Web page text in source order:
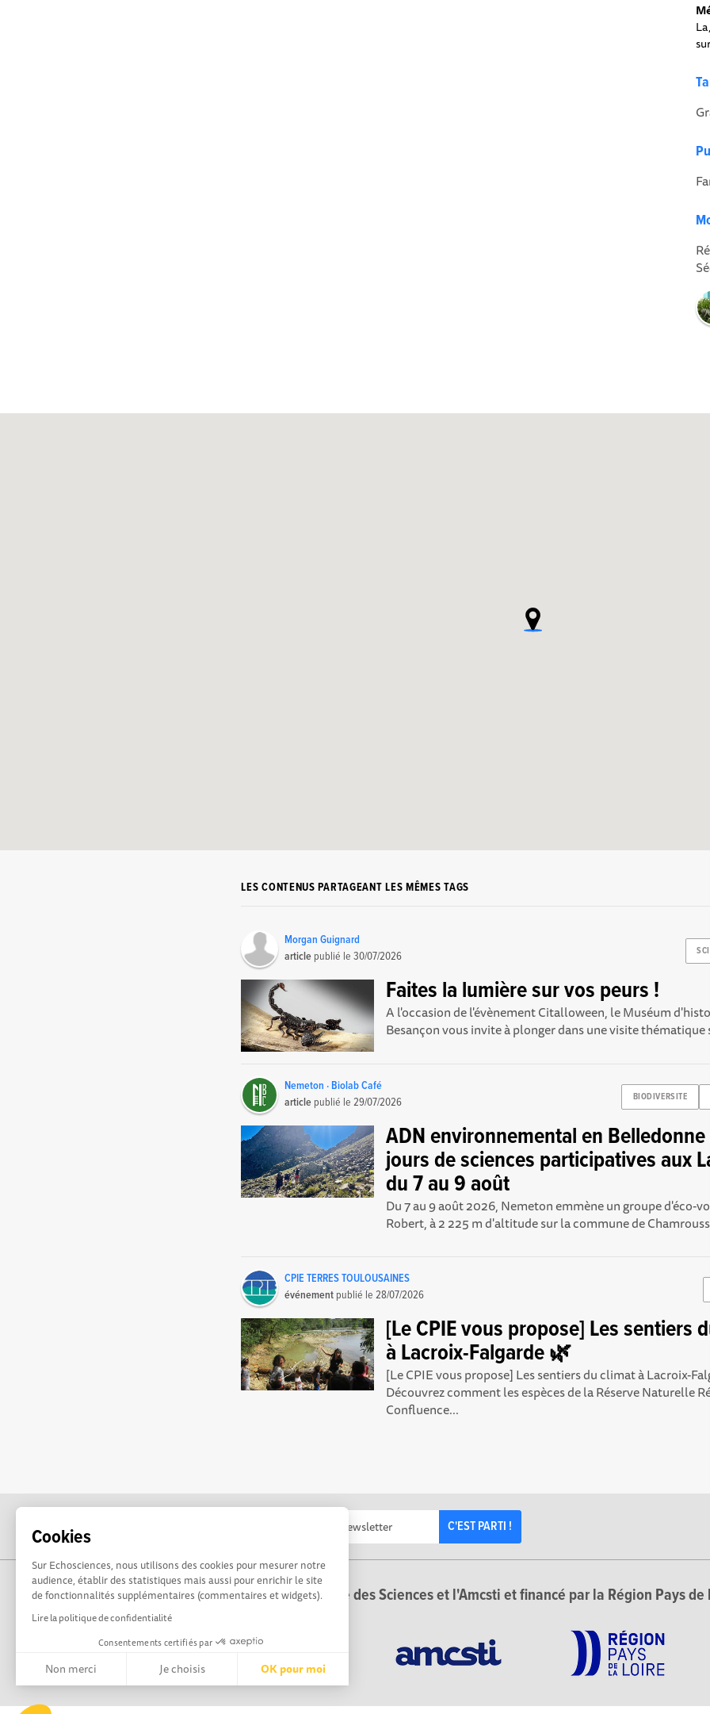
Cookies
Sur Echosciences, nous utilisons des cookies pour mesurer notre
audience, établir des statistiques mais aussi pour enrichir le site
de fonctionnalités supplémentaires (commentaires et widgets).
Lire la politique de confidentialité
Consentements certifiés par
Non merci Je choisis OK pour moi
Plateforme de Gestion du Consentement : Personnalisez vos Options
LES CONTENUS PARTAGEANT LES MÊMES TAGS
Morgan Guignard
article publié le30/07/2026
Faites la lumière sur vos peurs !
A l'occasion de l'évènement Citalloween, le Muséum
Besançon vous invite à plonger dans une visite thématique
BIODIVERSITE
Nemeton · Biolab Café
article publié le29/07/2026
ADN environnemental en
jours de sciences participatives aux
du 7 au 9 août
Du 7 au 9 août 2026, Nemeton emmène un groupe d'éco-
Robert, à 2 225 m d'altitude sur la commune de
CPIE TERRES TOULOUSAINES
événement publié le28/07/2026
[Le CPIE vous propose] Les sentiers
à Lacroix-Falgarde 🌿
[Le CPIE vous propose] Les sentiers du climat à Lacroix-
Découvrez comment les espèces de la Réserve Naturelle
Confluence...
C'EST PARTI !
Propulsé par Terre des Sciences et l'Amcsti et financé par la Région Pays de